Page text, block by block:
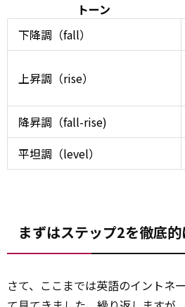
トーン
下降調（fall）
上昇調（rise）
降昇調（fall-rise)
平坦調（level）
まずはステップ2を徹底的
さて、ここまでは英語のイントネ